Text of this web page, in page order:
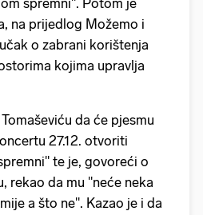
spremni". Potom je
na prijedlog Možemo i
o zabrani korištenja
kojima upravlja
da će pjesmu
27.12. otvoriti
te je, govoreći o
rekao da mu "neće neka
a što ne". Kazao je i da